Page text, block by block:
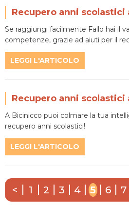
Recupero anni scolastici
Se raggiungi facilmente Fallo hai il
competenze, grazie ad aiuti per il
LEGGI L'ARTICOLO
Recupero anni scolastici
A Bicinicco puoi colmare la tua
recupero anni scolastici!
LEGGI L'ARTICOLO
< 1 2 3 4 5 6 7